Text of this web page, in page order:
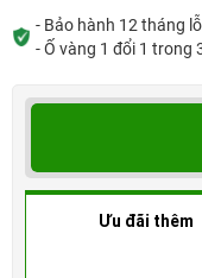
- Bảo hành 12 tháng
- Ố vàng 1 đổi 1 trong
Ưu đãi thêm